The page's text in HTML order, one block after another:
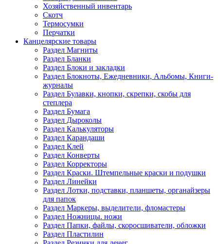
Хозяйственный инвентарь
Скотч
Термосумки
Перчатки
Канцелярские товары
Раздел Магниты
Раздел Бланки
Раздел Блоки и закладки
Раздел Блокноты, Ежедневники, Альбомы, Книги-
журналы
Раздел Булавки, кнопки, скрепки, скобы для
степлера
Раздел Бумага
Раздел Дыроколы
Раздел Калькуляторы
Раздел Карандаши
Раздел Клей
Раздел Конверты
Раздел Корректоры
Раздел Краски. Штемпельные краски и подушки
Раздел Линейки
Раздел Лотки, подставки, планшеты, органайзеры
для папок
Раздел Маркеры, выделители, фломастеры
Раздел Ножницы. ножи
Раздел Папки, файлы, скоросшиватели, обложки
Раздел Пластилин